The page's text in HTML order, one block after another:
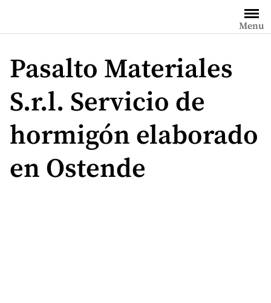
contenido
Menu
Pasalto Materiales
S.r.l. Servicio de
hormigón elaborado
en Ostende